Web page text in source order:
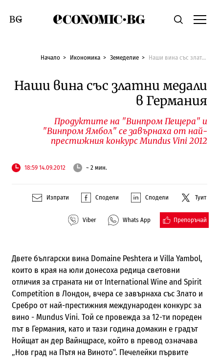
Economic.bgТърсене
Смяна на език
Начало Икономика Земеделие Наши вина със златни медали в Германия
Наши вина със златни медали
в Германия
Продуктите на "Винпром Пещера" и
"Винпром Ямбол" се завърнаха от най-
престижния конкурс Mundus Vini 2012
18:59 14.09.2012 ~ 2 мин.
Изпрати Сподели Сподели Туит
Viber Whats App Препоръчай
Двете български вина Domaine Peshtera и Villa Yambol,
които в края на юли донесоха редица световни
отличия за страната ни от International Wine and Spirit
Competition в Лондон, вчера се завърнаха със Злато и
Сребро от най-престижния международен конкурс за
вино - Mundus Vini. Той се провежда за 12-ти пореден
път в Германия, като и тази година домакин е градът
Нойщат ан дер Вайнщрасе, който в превод означава
„Нов град на Пътя на Виното“. Печелейки първите